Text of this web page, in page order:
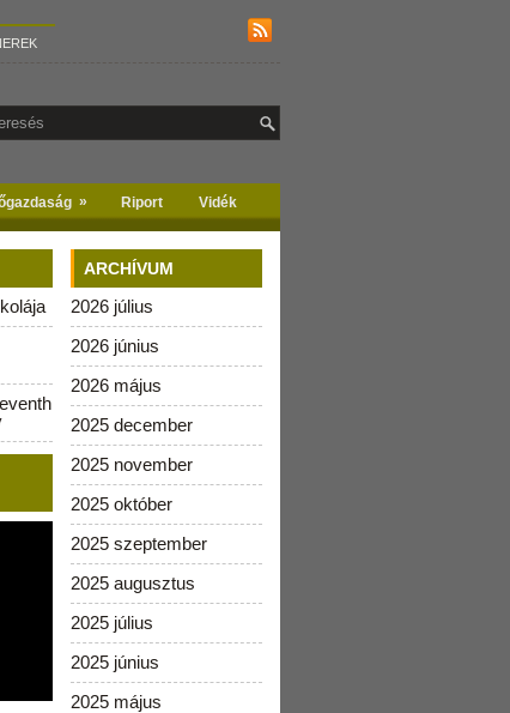
» Riport Vidék
ARCHÍVUM
2026 július
2026 június
2026 május
2025 december
2025 november
2025 október
2025 szeptember
2025 augusztus
2025 július
2025 június
2025 május